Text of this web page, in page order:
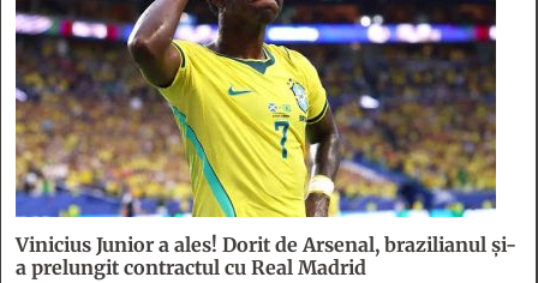
Vinicius Junior a ales! Dorit de Arsenal, brazilianul și-
a prelungit contractul cu Real Madrid